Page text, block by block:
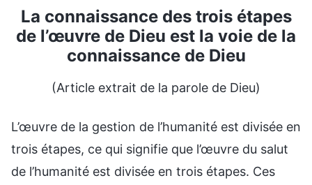
La connaissance des trois étapes
de l’œuvre de Dieu est la voie de la
connaissance de Dieu
(Article extrait de la parole de Dieu)
L’œuvre de la gestion de l’humanité est divisée en
trois étapes, ce qui signifie que l’œuvre du salut
de l’humanité est divisée en trois étapes. Ces